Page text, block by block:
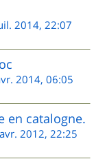
2014, 22:07
2014, 06:05
en catalogne.
2012, 22:25